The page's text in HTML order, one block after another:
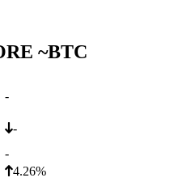
~BTC
-
-
-
4.26%